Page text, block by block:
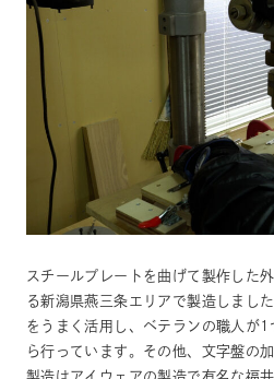
スチールプレートを曲げて製作した
る新潟県燕三条エリアで製造しまし
をうまく活用し、ベテランの職人が
ら行っています。その他、文字盤の